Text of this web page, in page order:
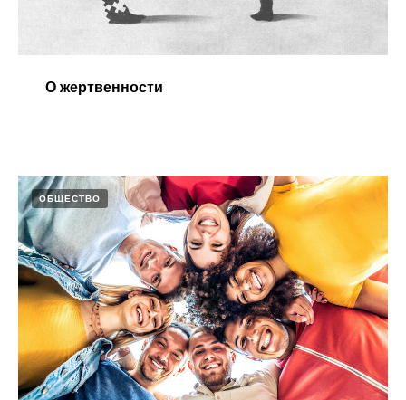
О жертвенности
ОБЩЕСТВО